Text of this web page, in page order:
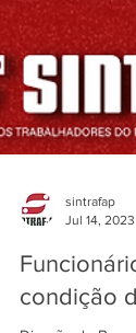
sintrafap
Jul 14, 2023